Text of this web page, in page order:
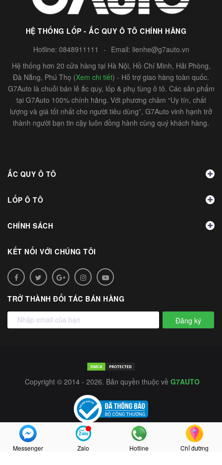
HỆ THỐNG LỐP - ẮC QUY Ô TÔ CHÍNH HÃNG
Hotline: 0848911111 - Email: lienhe@g7auto.vn
Hệ thống hơn 20 cửa hàng tại Hà Nội, Hồ Chí Minh, Hải Phòng,
Đà Nẵng, Phú Thọ (Xem chi tiết) - Hỗ trợ giao hàng toàn quốc.
G7Auto là chuỗi bán lẻ ắc quy, lốp & phụ tùng ô tô. Các sản phẩm
tại G7Auto 100% chính hãng. Với phương châm “Uy tín, chất
lượng và giá tốt nhất cho người tiêu dùng”, G7Auto vinh hạnh trở
thành người bạn tin cậy luôn đồng hành cùng quý khách hàng.
ẮC QUY Ô TÔ
LỐP Ô TÔ
CHÍNH SÁCH
KẾT NỐI VỚI CHÚNG TÔI
TRỞ THÀNH ĐỐI TÁC BÁN HÀNG
Đăng ký
Copyright © 2014 - 2026. Bản quyền thuộc về G7AUTO
Messenger Zalo Hotline Chỉ đường